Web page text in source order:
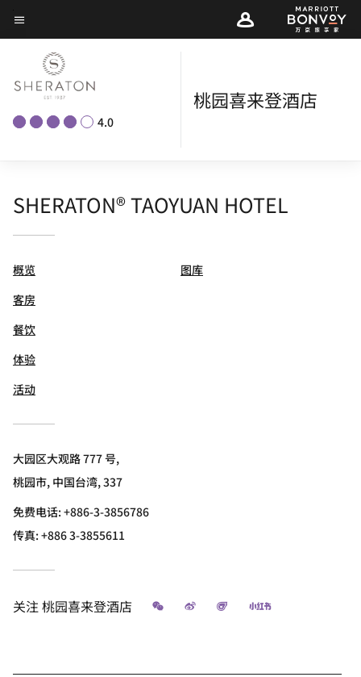
Skip
to
main
content
菜单文本
4.0
桃园喜来登酒店
SHERATON® TAOYUAN HOTEL
概览
客房
餐饮
体验
活动
图库
大园区大观路 777 号,
桃园市, 中国台湾, 337
免费电话:+886-3-3856786
传真:+886 3-3855611
关注桃园喜来登酒店 微信 微博 飞猪 小红书